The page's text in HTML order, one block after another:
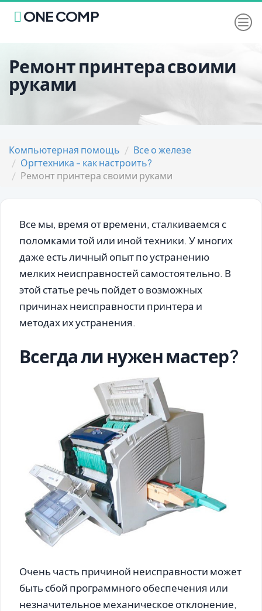
ONE COMP
Ремонт принтера своими
руками
Компьютерная помощь
Все о железе
Оргтехника - как настроить?
Ремонт принтера своими руками
Все мы, время от времени, сталкиваемся с
поломками той или иной техники. У многих
даже есть личный опыт по устранению
мелких неисправностей самостоятельно. В
этой статье речь пойдет о возможных
причинах неисправности принтера и
методах их устранения.
Всегда ли нужен мастер?
Очень часть причиной неисправности может
быть сбой программного обеспечения или
незначительное механическое отклонение,